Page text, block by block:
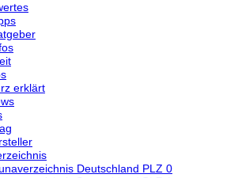
erklärt
Deutschland PLZ 0